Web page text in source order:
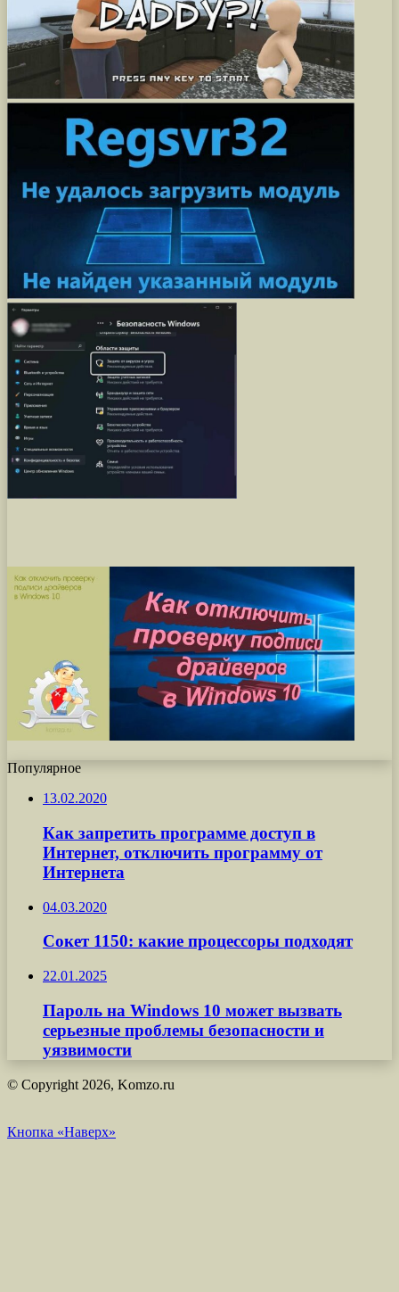
Популярное
13.02.2020
Как запретить программе доступ в
Интернет, отключить программу от
Интернета
04.03.2020
Сокет 1150: какие процессоры подходят
22.01.2025
Пароль на Windows 10 может вызвать
серьезные проблемы безопасности и
уязвимости
© Copyright 2026, Komzo.ru
Кнопка «Наверх»